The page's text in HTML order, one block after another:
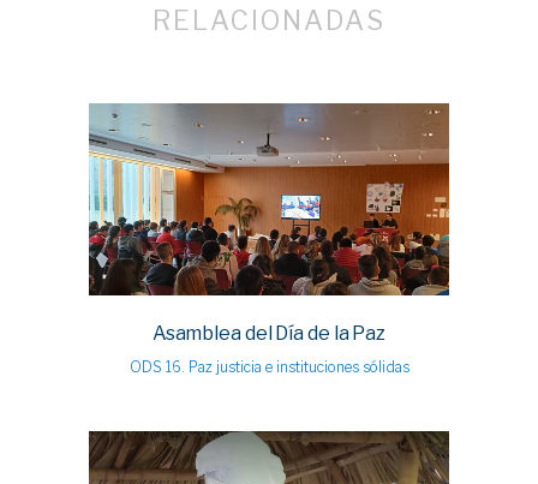
RELACIONADAS
Asamblea del Día de la Paz
ODS 16. Paz justicia e instituciones sólidas